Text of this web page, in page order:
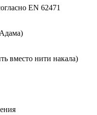
EN 62471
вместо нити накала)